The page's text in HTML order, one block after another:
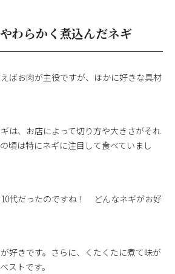
わらかく煮込んだネギ
ばお肉が主役ですが、ほかに好きな具材
は、お店によって切り方や大きさがそれ
頃は特にネギに注目して食べていまし
代だったのですね！ どんなネギがお好
好きです。さらに、くたくたに煮て味が
ストです。